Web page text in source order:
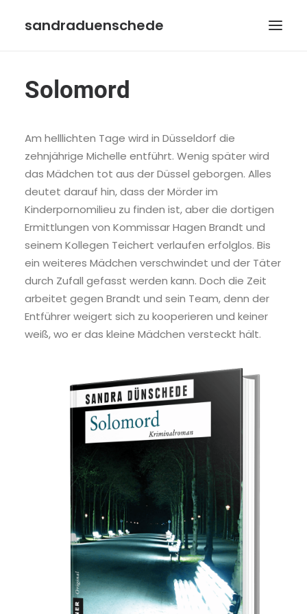
sandraduenschede
HOME
AUTORENWELT
VERANSTALTUNGEN
KONTAKT
IMPRESSUM
DATENSCHUTZ
Solomord
Am helllichten Tage wird in Düsseldorf die
zehnjährige Michelle entführt. Wenig später wird
das Mädchen tot aus der Düssel geborgen. Alles
deutet darauf hin, dass der Mörder im
Kinderpornomilieu zu finden ist, aber die dortigen
Ermittlungen von Kommissar Hagen Brandt und
seinem Kollegen Teichert verlaufen erfolglos. Bis
ein weiteres Mädchen verschwindet und der Täter
durch Zufall gefasst werden kann. Doch die Zeit
arbeitet gegen Brandt und sein Team, denn der
Entführer weigert sich zu kooperieren und keiner
weiß, wo er das kleine Mädchen versteckt hält.